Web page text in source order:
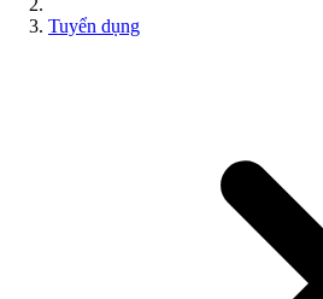
Tuyển dụng